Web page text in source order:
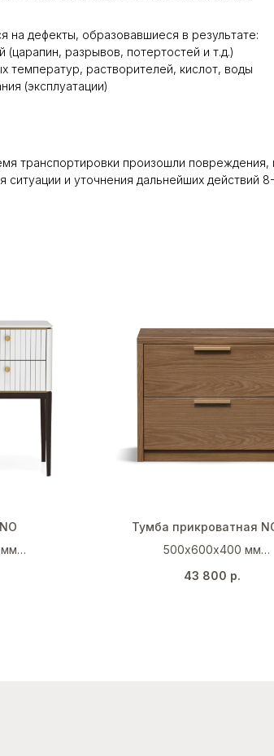
на дефекты, образовавшиеся в результате:
(царапин, разрывов, потертостей и т.д.)
температур, растворителей, кислот, воды
(эксплуатации)
транспортировки произошли
ситуации и уточнения дальнейших действий
Тумба прикроватная
500х600х400 мм
43 800 р.